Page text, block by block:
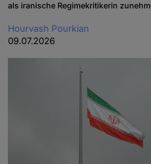
als iranische Regimekritikerin
Hourvash Pourkian
09.07.2026